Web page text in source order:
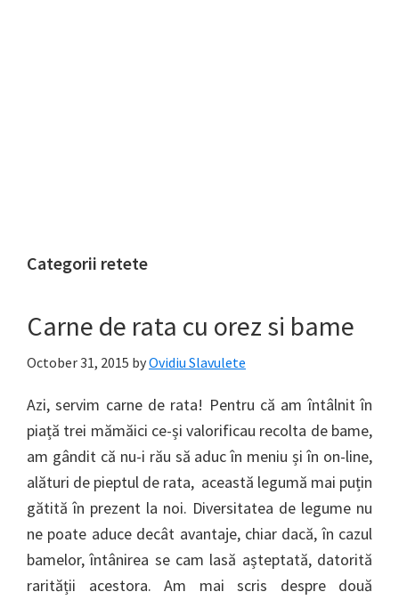
Categorii retete
Carne de rata cu orez si bame
October 31, 2015 byOvidiu Slavulete
Azi, servim carne de rata! Pentru că am întâlnit în
piață trei mămăici ce-și valorificau recolta de bame,
am gândit că nu-i rău să aduc în meniu și în on-line,
alături de pieptul de rata, această legumă mai puțin
gătită în prezent la noi. Diversitatea de legume nu
ne poate aduce decât avantaje, chiar dacă, în cazul
bamelor, întânirea se cam lasă așteptată, datorită
rarității acestora. Am mai scris despre două